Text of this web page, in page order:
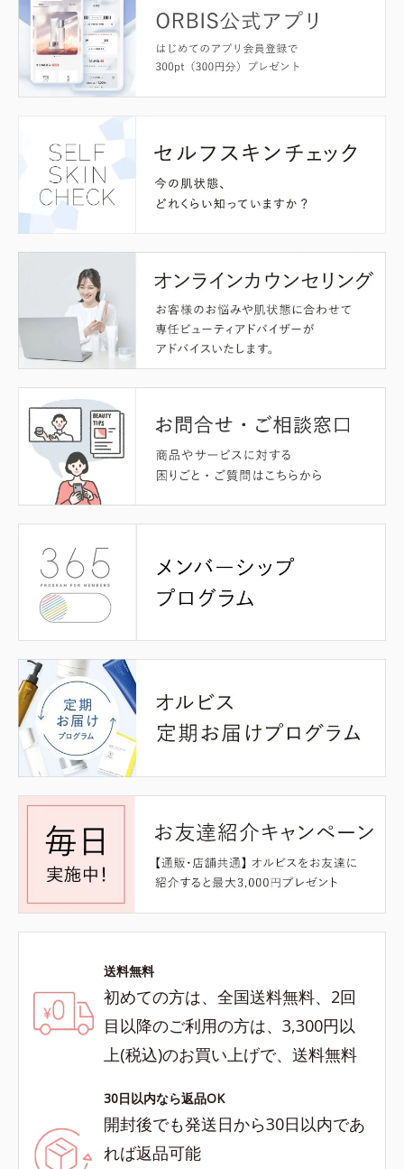
送料無料
初めての方は、全国送料無料、2回
目以降のご利用の方は、3,300円以
上(税込)のお買い上げで、送料無料
30日以内なら返品OK
開封後でも発送日から30日以内であ
れば返品可能